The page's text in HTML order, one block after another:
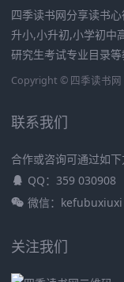
四季读书网分享读书
升小,小升初,小学初中
研究生考试专业目录等
Copyright © 四季读书网
联系我们
合作或咨询可通过如下
QQ：359 030908
微信：kefubuxiuxi
关注我们